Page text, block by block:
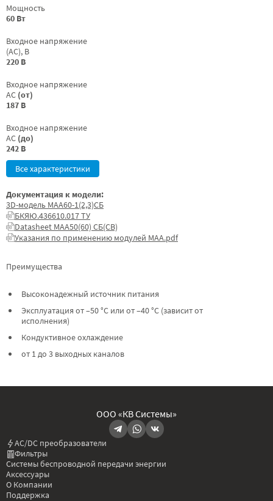
Мощность
60 Вт
Входное напряжение
(AC), В
220 В
Входное напряжение
AC (от)
187 В
Входное напряжение
AC (до)
242 В
Все характеристики
Преимущества
Высоконадежный источник питания
Эксплуатация от –50 °C или от –40 °C (зависит от
исполнения)
Кондуктивное охлаждение
от 1 до 3 выходных каналов
Документация к модели:
3D-модель МАА60-1(2,3)СБ
БКЯЮ.436610.017 ТУ
Datasheet МАА50(60) СБ(СВ)
Указания по применению модулей МАА.pdf
ООО «КВ Системы»
AC/DC преобразователи
Фильтры
Системы беспроводной передачи энергии
Аксессуары
О Компании
Поддержка